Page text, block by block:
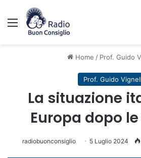
Menu
Home / Prof. Guido
Prof. Guido
La situazione
Europa dopo
radiobuonconsiglio 5 Luglio 2024